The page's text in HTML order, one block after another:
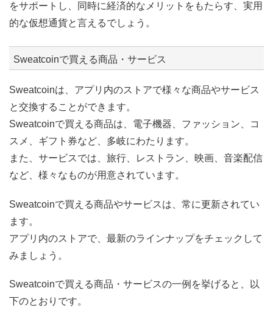
をサポートし、同時に経済的なメリットをもたらす、実用
的な仮想通貨と言えるでしょう。
Sweatcoinで買える商品・サービス
Sweatcoinは、アプリ内のストアで様々な商品やサービス
と交換することができます。
Sweatcoinで買える商品は、電子機器、ファッション、コ
スメ、ギフト券など、多岐にわたります。
また、サービスでは、旅行、レストラン、映画、音楽配信
など、様々なものが用意されています。
Sweatcoinで買える商品やサービスは、常に更新されてい
ます。
アプリ内のストアで、最新のラインナップをチェックして
みましょう。
Sweatcoinで買える商品・サービスの一例を挙げると、以
下のとおりです。